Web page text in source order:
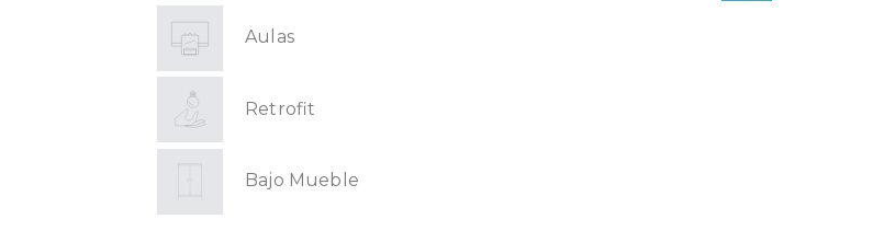
Aulas
Retrofit
Bajo Mueble